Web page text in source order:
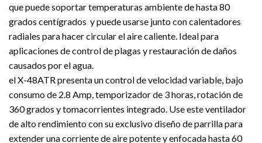
que puede soportar temperaturas ambiente de hasta 80
grados centígrados y puede usarse junto con calentadores
radiales para hacer circular el aire caliente. Ideal para
aplicaciones de control de plagas y restauración de daños
causados por el agua.
el X-48ATR presenta un control de velocidad variable, bajo
consumo de 2.8 Amp, temporizador de 3 horas, rotación de
360 grados y tomacorrientes integrado. Use este ventilador
de alto rendimiento con su exclusivo diseño de parrilla para
extender una corriente de aire potente y enfocada hasta 60